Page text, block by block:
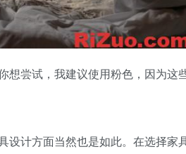
想尝试，我建议使用粉色，因为这
设计方面当然也是如此。在选择家